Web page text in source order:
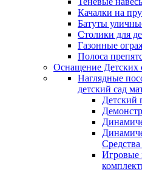
Качалки на
Батуты
Столики для
Газонные
Полоса
Оснащение Детских
Наглядные
детский сад
Детский
Средства
Игровые